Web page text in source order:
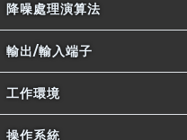
降噪處理演算法
輸出/輸入端子
工作環境
操作系統